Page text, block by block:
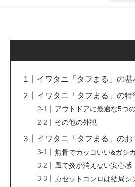
イワタニ「タフまる」の基
イワタニ「タフまる」の特
アウトドアに最適な5つ
その他の外観
イワタニ「タフまる」のお
無骨でカッコいい&ガシ
風で炎が消えない安心感
カセットコンロは結局シ